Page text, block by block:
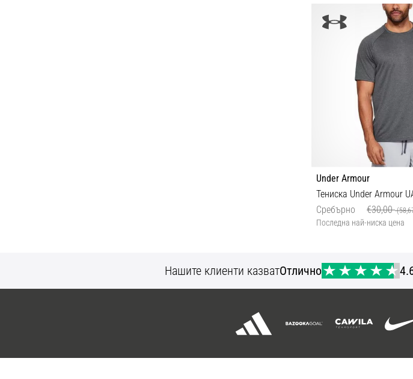
Under Armour
Тениска Under Armour
Сребърно
€30,00
Последна най-ниска цена
Нашите клиенти казватОтлично